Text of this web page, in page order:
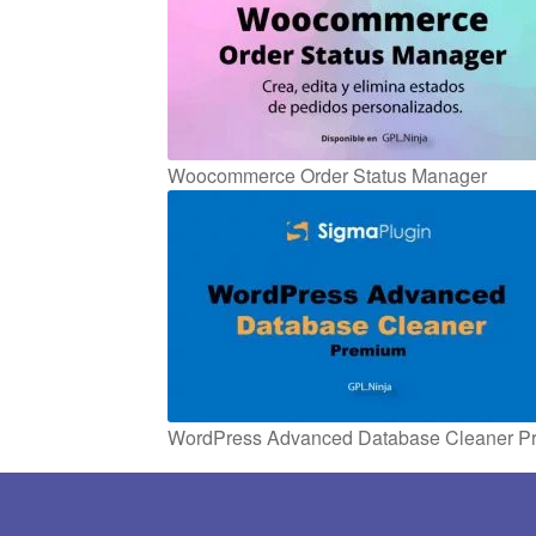
Woocommerce Order Status Manager
WordPress Advanced Database Cleaner